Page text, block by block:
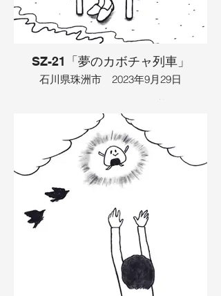
SZ-21「夢のカボチャ列車」
石川県珠洲市 2023年9月29日
海沿いに線路がありました。浜辺にはお
ばあさんがいて、座って本を読んでいま
した。するとそこに、屋根が緑色、車体
がオレンジ色のカボチャ列車がやって来
ました。列車には男の子が乗っていて、
降りて海に入って遊び始めました。おば
あさんはその姿を見て、若い頃、ウミガ
メを見つけて一緒に泳いだことを思い出
しました。すると、男の子の前にもウミ
ガメが現れ、おばあさんは自分が竜宮城
の乙姫だったことを思い出しました。ウ
ミガメは男の子を背中に乗せてどこかへ
行こうとしたので、おばあさんも声をか
けて、自分も背中に乗り、竜宮城に向か
うことになりました。すると、列車がや
ってきた音がして、お婆さんは目を覚ま